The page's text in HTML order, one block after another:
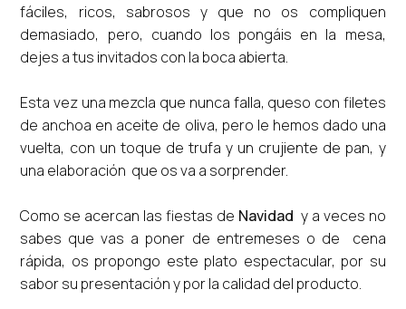
fáciles, ricos, sabrosos y que no os compliquen
demasiado, pero, cuando los pongáis en la mesa,
dejes a tus invitados con la boca abierta.
Esta vez una mezcla que nunca falla, queso con filetes
de anchoa en aceite de oliva, pero le hemos dado una
vuelta, con un toque de trufa y un crujiente de pan, y
una elaboración que os va a sorprender.
Como se acercan las fiestas de Navidad y a veces no
sabes que vas a poner de entremeses o de cena
rápida, os propongo este plato espectacular, por su
sabor su presentación y por la calidad del producto.